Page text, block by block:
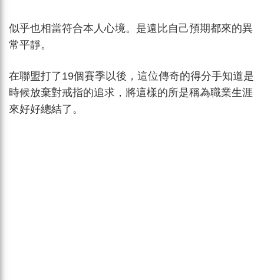
似乎也相當符合本人心境。是遠比自己預期都來的異
常平靜。
在聯盟打了19個賽季以後，這位傳奇的得分手知道是
時候放棄對戒指的追求，將這樣的所是稱為職業生涯
來好好總結了。